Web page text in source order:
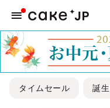
タイムセール 誕